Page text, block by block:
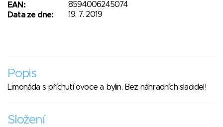
EAN:
8594006245074
Data ze dne:
19. 7. 2019
Popis
Limonáda s příchutí ovoce a bylin. Bez náhradních sladidel!
Složení